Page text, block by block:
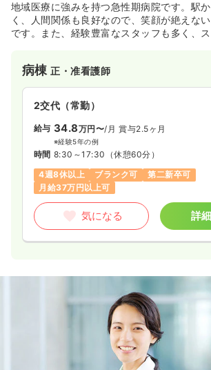
地域医療に強みを持つ急性期病院です。駅
く、人間関係も良好なので、笑顔が絶えな
です。また、経験豊富なスタッフも多く、
病棟正・准看護師
2交代（常勤）
給与 34.8万円〜/月 賞与2.5ヶ月
※経験5年の例
時間 8:30～17:30 （休憩60分）
4週8休以上
ブランク可
第二新卒可
月給37万円以上可
気になる 詳